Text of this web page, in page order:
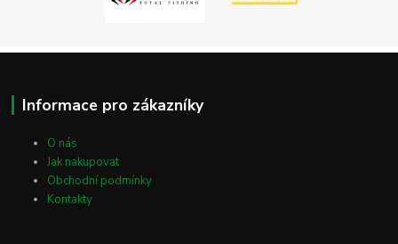
Informace pro zákazníky
O nás
Jak nakupovat
Obchodní podmínky
Kontakty